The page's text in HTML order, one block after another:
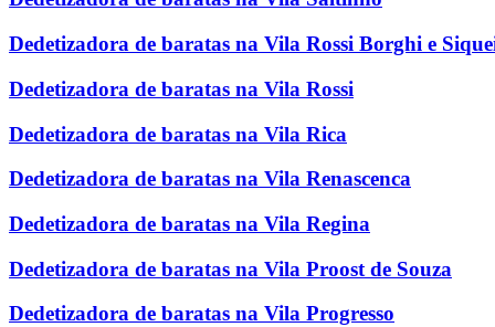
Dedetizadora de baratas na Vila Rossi Borghi e
Dedetizadora de baratas na Vila Rossi
Dedetizadora de baratas na Vila Rica
Dedetizadora de baratas na Vila Renascenca
Dedetizadora de baratas na Vila Regina
Dedetizadora de baratas na Vila Proost de Souza
Dedetizadora de baratas na Vila Progresso